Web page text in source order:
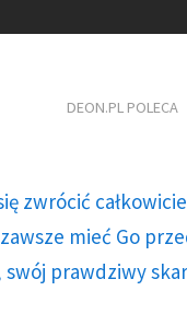
DEON.PL POLECA
zwrócić
mieć Go
swój prawdziwy